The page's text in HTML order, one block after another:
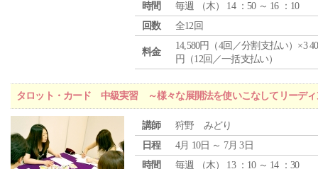
時間
毎週 （木） 14 ：50 ～ 16 ：10
回数
全12回
料金
14,580円（4回／分割支払い）×3
円（12回／一括支払い）
タロット・カード 中級実習 ～様々な展開法を使いこなしてリーディ
講師
狩野 みどり
日程
4月 10日 ～ 7月 3日
時間
毎週 （木） 13 ：10 ～ 14 ：30